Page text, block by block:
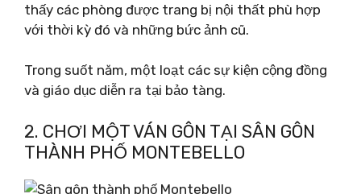
thấy các phòng được trang bị nội thất phù hợp
với thời kỳ đó và những bức ảnh cũ.
Trong suốt năm, một loạt các sự kiện cộng đồng
và giáo dục diễn ra tại bảo tàng.
2. CHƠI MỘT VÁN GÔN TẠI SÂN GÔN
THÀNH PHỐ MONTEBELLO